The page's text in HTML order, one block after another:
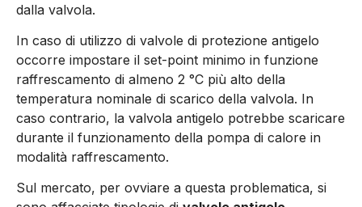
dalla valvola.
In caso di utilizzo di valvole di protezione antigelo
occorre impostare il set-point minimo in funzione
raffrescamento di almeno 2 °C più alto della
temperatura nominale di scarico della valvola. In
caso contrario, la valvola antigelo potrebbe scaricare
durante il funzionamento della pompa di calore in
modalità raffrescamento.
Sul mercato, per ovviare a questa problematica, si